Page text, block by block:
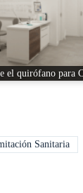
el quirófano para
Sanitaria